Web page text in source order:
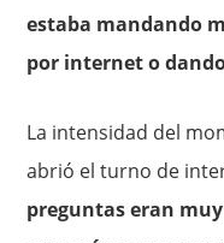
estaba mandando
por internet o
La intensidad del
abrió el turno de
preguntas eran